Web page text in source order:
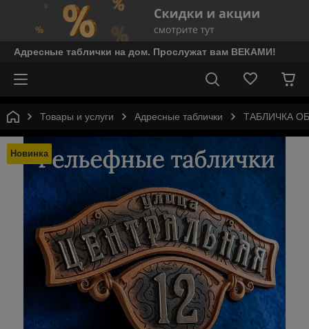
Адресные таблички на дом. Прослужат вам ВЕКАМИ!
Товары и услуги Адресные таблички ТАБЛИЧКА
Новинка